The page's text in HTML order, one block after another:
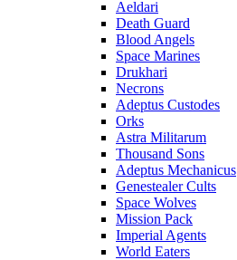
Aeldari
Death Guard
Blood Angels
Space Marines
Drukhari
Necrons
Adeptus Custodes
Orks
Astra Militarum
Thousand Sons
Adeptus Mechanicus
Genestealer Cults
Space Wolves
Mission Pack
Imperial Agents
World Eaters